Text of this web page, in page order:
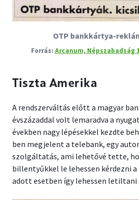
OTP bankkártya-
Arcanum, Népszabadság
Tiszta Amerika
A rendszerváltás előtt a magyar
évszázaddal volt lemaradva a
években nagy lépésekkel kezdte
ben megjelent a telebank, egy
szolgáltatás, ami lehetővé tette,
billentyűkkel le lehessen kérdezni
adott esetben így lehessen letiltani